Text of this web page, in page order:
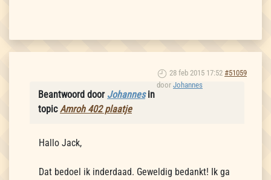
28 feb 2015 17:52 #51059
door Johannes
Beantwoord door Johannesin
topicAmroh 402 plaatje
Hallo Jack,
Dat bedoel ik inderdaad. Geweldig bedankt! Ik ga